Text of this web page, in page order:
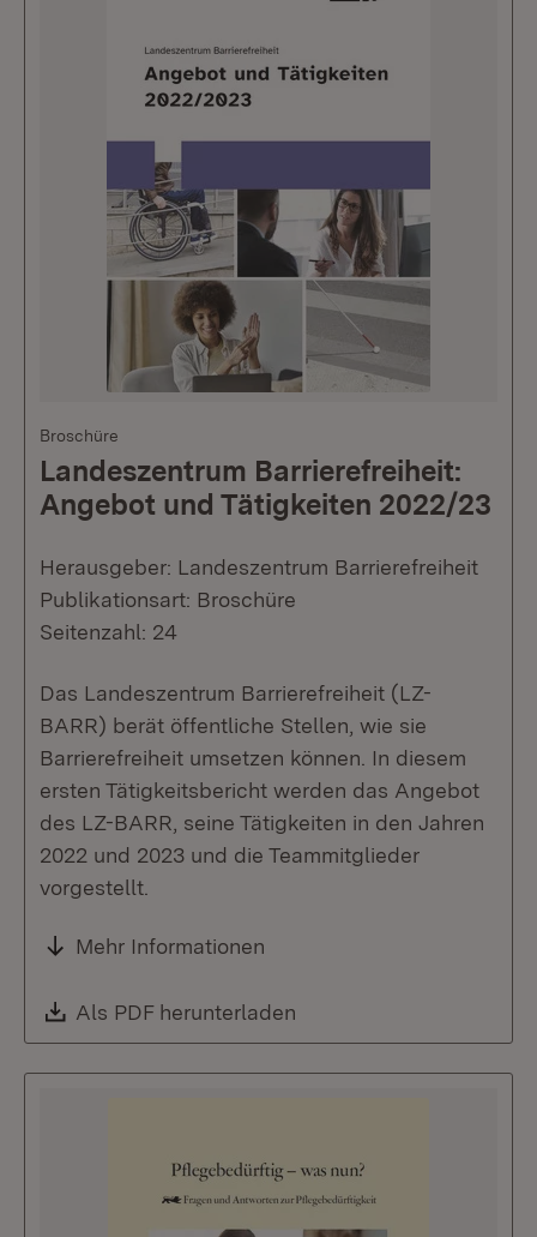
Broschüre
Landeszentrum Barrierefreiheit:
Angebot und Tätigkeiten 2022/23
Herausgeber: Landeszentrum Barrierefreiheit
Publikationsart: Broschüre
Seitenzahl: 24
Das Landeszentrum Barrierefreiheit (LZ-
BARR) berät öffentliche Stellen, wie sie
Barrierefreiheit umsetzen können. In diesem
ersten Tätigkeitsbericht werden das Angebot
des LZ-BARR, seine Tätigkeiten in den Jahren
2022 und 2023 und die Teammitglieder
vorgestellt.
Mehr Informationen
Download:
Als PDF herunterladen